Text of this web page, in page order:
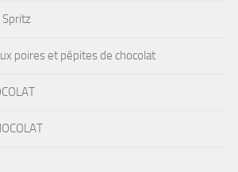
Spritz
poires et pépites de chocolat